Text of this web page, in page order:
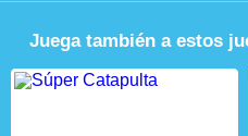
Juega también a estos